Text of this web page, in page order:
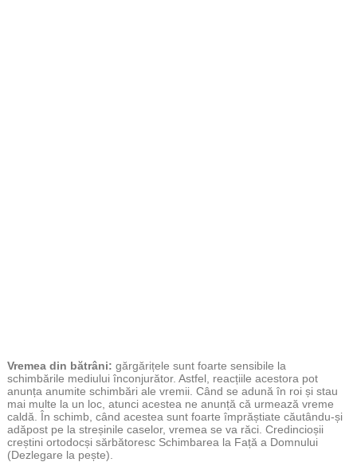
Vremea din bătrâni: gărgărițele sunt foarte sensibile la
schimbările mediului înconjurător. Astfel, reacțiile acestora pot
anunța anumite schimbări ale vremii. Când se adună în roi și stau
mai multe la un loc, atunci acestea ne anunță că urmează vreme
caldă. În schimb, când acestea sunt foarte împrăștiate căutându-și
adăpost pe la streșinile caselor, vremea se va răci. Credincioșii
creștini ortodocși sărbătoresc Schimbarea la Față a Domnului
(Dezlegare la pește).